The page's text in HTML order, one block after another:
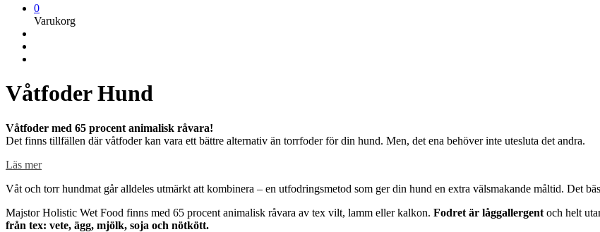
0
Varukorg
Våtfoder Hund
Våtfoder med 65 procent animalisk råvara!
Det finns tillfällen där våtfoder kan vara ett bättre alternativ än torrfoder för din hund. Men, det ena behöver inte utesluta det andra.
Läs mer
Våt och torr hundmat går alldeles utmärkt att kombinera – en utfodringsmetod som ger din hund en extra välsmakande måltid. Det
Majstor Holistic Wet Food finns med 65 procent animalisk råvara av tex vilt, lamm eller kalkon. Fodret är låggallergent och helt
från tex: vete, ägg, mjölk, soja och nötkött.